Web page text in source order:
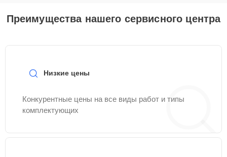
Преимущества нашего сервисного центра
Низкие цены
Конкурентные цены на все виды работ и типы
комплектующих